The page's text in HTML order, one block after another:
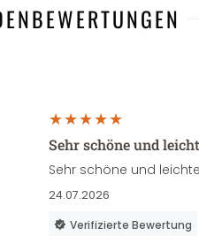
Sehr schöne und
Sehr schöne und
24.07.2026
Verifizierte Bewertung